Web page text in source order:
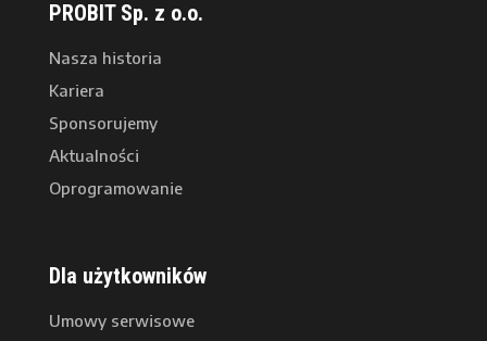
PROBIT Sp. z o.o.
Nasza historia
Kariera
Sponsorujemy
Aktualności
Oprogramowanie
Dla użytkowników
Umowy serwisowe